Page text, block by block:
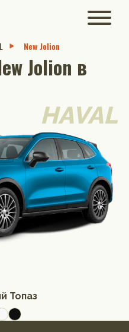
New Jolion
Jolion в
Топаз
HAVAL